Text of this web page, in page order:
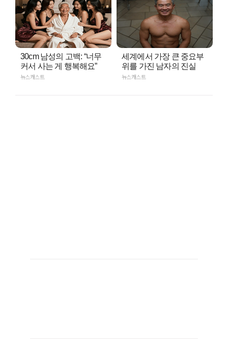
30cm 남성의 고백: “너무
커서 사는 게 행복해요”
뉴스캐스트
세계에서 가장 큰 중요부
위를 가진 남자의 진실
뉴스캐스트